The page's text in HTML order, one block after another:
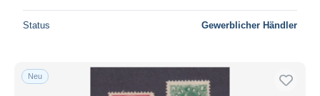
Status Gewerblicher Händler
Neu